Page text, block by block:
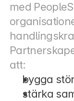
med
att:
bygga
stärka